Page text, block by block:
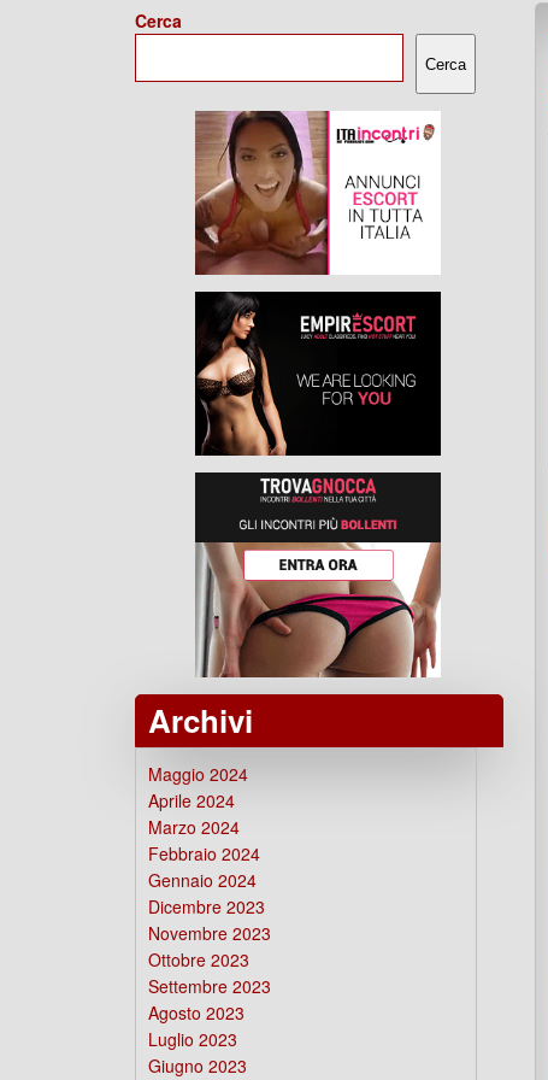
Cerca
Cerca
Archivi
Maggio 2024
Aprile 2024
Marzo 2024
Febbraio 2024
Gennaio 2024
Dicembre 2023
Novembre 2023
Ottobre 2023
Settembre 2023
Agosto 2023
Luglio 2023
Giugno 2023